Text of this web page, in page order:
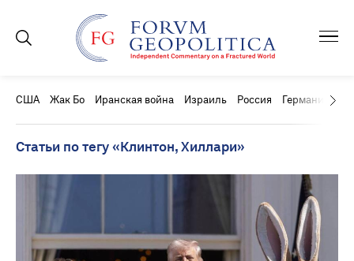
США Жак Бо Иранская война Израиль Россия Германия
Статьи по тегу «Клинтон, Хиллари»